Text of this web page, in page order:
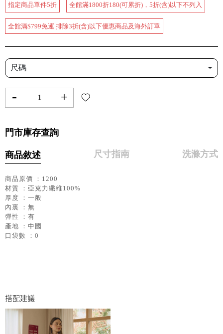
指定商品單件5折 全館滿1800折180(可累折)，5折(含)以下不列入
全館滿$799免運 排除3折(含)以下優惠商品及海外訂單
尺碼
- +
門市庫存查詢
商品敘述 尺寸指南 洗滌方式
商品原價 ：1200
材質 ：亞克力纖維100%
厚度 ：一般
內裏 ：無
彈性 ：有
產地 ：中國
口袋數 ：0
搭配建議